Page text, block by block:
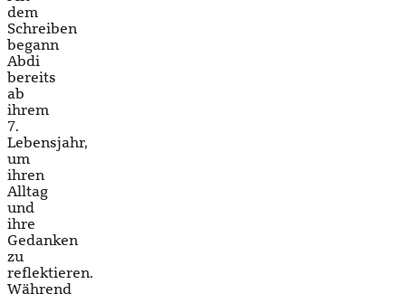
dem
Schreiben
begann
Abdi
bereits
ab
ihrem
7.
Lebensjahr,
um
ihren
Alltag
und
ihre
Gedanken
zu
reflektieren.
Während